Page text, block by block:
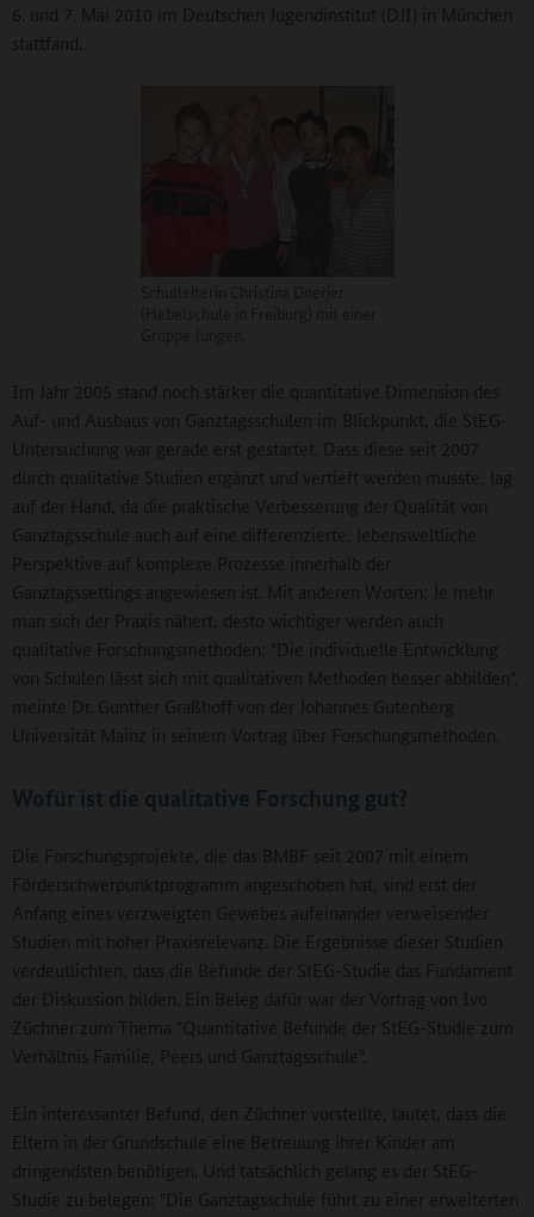
6. und 7. Mai 2010 im Deutschen Jugendinstitut (DJI) in München
stattfand.
Im Jahr 2005 stand noch stärker die quantitative Dimension des
Auf- und Ausbaus von Ganztagsschulen im Blickpunkt, die StEG-
Untersuchung war gerade erst gestartet. Dass diese seit 2007
durch qualitative Studien ergänzt und vertieft werden musste, lag
auf der Hand, da die praktische Verbesserung der Qualität von
Ganztagsschule auch auf eine differenzierte, lebensweltliche
Perspektive auf komplexe Prozesse innerhalb der
Ganztagssettings angewiesen ist. Mit anderen Worten: Je mehr
man sich der Praxis nähert, desto wichtiger werden auch
qualitative Forschungsmethoden: "Die individuelle Entwicklung
von Schulen lässt sich mit qualitativen Methoden besser abbilden",
meinte Dr. Gunther Graßhoff von der Johannes Gutenberg
Universität Mainz in seinem Vortrag über Forschungsmethoden.
Wofür ist die qualitative Forschung gut?
Die Forschungsprojekte, die das BMBF seit 2007 mit einem
Förderschwerpunktprogramm angeschoben hat, sind erst der
Anfang eines verzweigten Gewebes aufeinander verweisender
Studien mit hoher Praxisrelevanz. Die Ergebnisse dieser Studien
verdeutlichten, dass die Befunde der StEG-Studie das Fundament
der Diskussion bilden. Ein Beleg dafür war der Vortrag von Ivo
Züchner zum Thema "Quantitative Befunde der StEG-Studie zum
Verhältnis Familie, Peers und Ganztagsschule".
Ein interessanter Befund, den Züchner vorstellte, lautet, dass die
Eltern in der Grundschule eine Betreuung ihrer Kinder am
dringendsten benötigen. Und tatsächlich gelang es der StEG-
Studie zu belegen: "Die Ganztagsschule führt zu einer erweiterten